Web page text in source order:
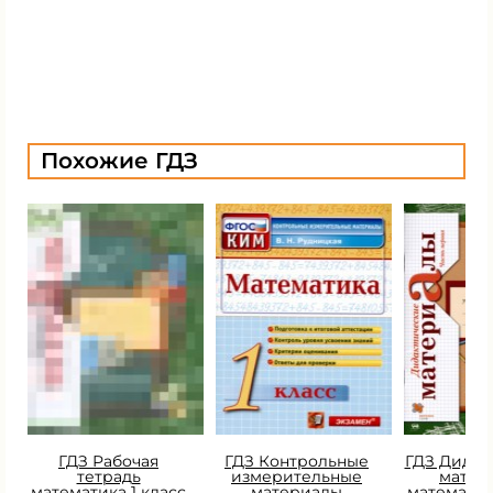
Похожие ГДЗ
ГДЗ Рабочая
тетрадь
ГДЗ Контрольные
измерительные
ГДЗ